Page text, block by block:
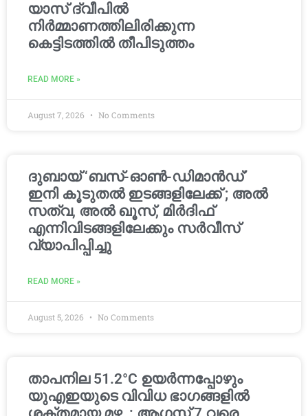
യാസ് ദ്വീപിൽ
നിർമ്മാണത്തിലിരിക്കുന്ന
കെട്ടിടത്തിൽ തീപിടുത്തം
READ MORE »
August 7, 2026 No Comments
ദുബായ് ‘ബസ്-ഓൺ-ഡിമാൻഡ്’
ഇനി കൂടുതൽ ഇടങ്ങളിലേക്ക് ; അൽ
സത്വ, അൽ ഖൂസ്, മിർദിഫ്
എന്നിവിടങ്ങളിലേക്കും സർവീസ്
വ്യാപിപ്പിച്ചു
READ MORE »
August 5, 2026 No Comments
താപനില 51.2°C ഉയർന്നപ്പോഴും
യുഎഇയുടെ വിവിധ ഭാഗങ്ങളിൽ